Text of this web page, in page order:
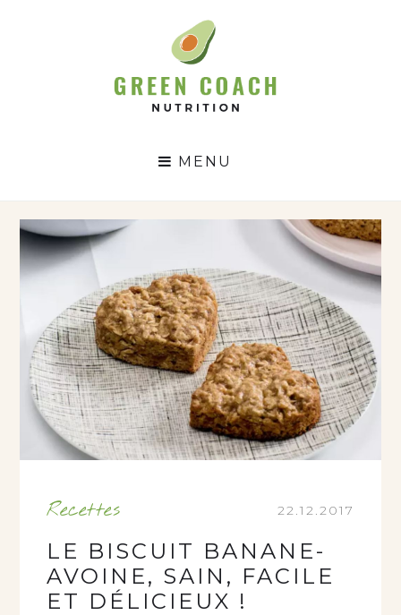
GCN
MENU
Recettes 22.12.2017
LE BISCUIT BANANE-
AVOINE, SAIN, FACILE
ET DÉLICIEUX !